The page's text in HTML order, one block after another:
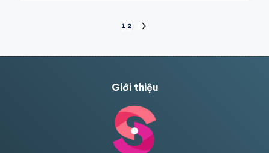
trang
1 2
Giới thiệu